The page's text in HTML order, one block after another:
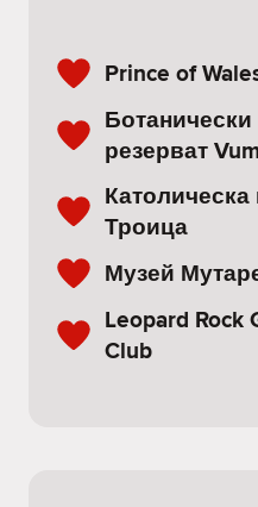
Prince of
резерват
Троица
Музей
Leopard Rock
Club